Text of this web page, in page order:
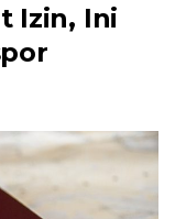
Izin, Ini